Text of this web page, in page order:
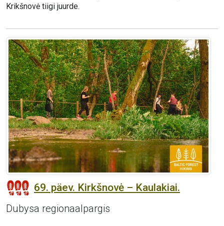
Krikšnovė tiigi juurde.
69. päev. Kirkšnovė – Kaulakiai.
Dubysa regionaalpargis